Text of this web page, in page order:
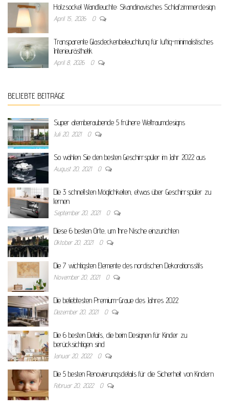
Holzsockel Wandleuchte: Skandinavisches Schlafzimmerdesign
April 15, 2026 0
Transparente Glasdeckenbeleuchtung für luftig-minimalistisches
Interieurästhetik
April 8, 2026 0
BELIEBTE BEITRÄGE
Super atemberaubende 5 frühere Weltraumdesigns
Juli 20, 2021 0
So wählen Sie den besten Geschirrspüler im Jahr 2022 aus
August 20, 2021 0
Die 3 schnellsten Möglichkeiten, etwas über Geschirrspüler zu
lernen
September 20, 2021 0
Diese 6 besten Orte, um Ihre Nische einzurichten
Oktober 20, 2021 0
Die 7 wichtigsten Elemente des nordischen Dekorationsstils
November 20, 2021 0
Die beliebtesten Premium-Graue des Jahres 2022
Dezember 20, 2021 0
Die 6 besten Details, die beim Designen für Kinder zu
berücksichtigen sind
Januar 20, 2022 0
Die 5 besten Renovierungsdetails für die Sicherheit von Kindern
Februar 20, 2022 0